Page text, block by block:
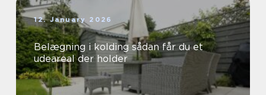
12. January 2026
Belægning i kolding sådan får du et
udeareal der holder